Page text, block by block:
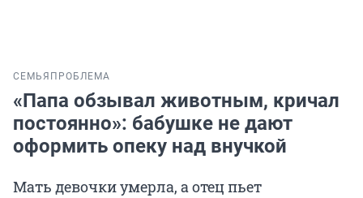
СЕМЬЯ ПРОБЛЕМА
«Папа обзывал животным, кричал
постоянно»: бабушке не дают
оформить опеку над внучкой
Мать девочки умерла, а отец пьет